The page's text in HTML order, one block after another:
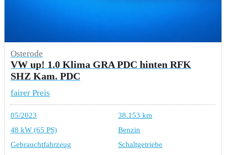
Osterode
VW up! 1.0 Klima GRA PDC hinten RFK
SHZ Kam. PDC
fairer Preis
05/2023
38.153 km
48 kW (65 PS)
Benzin
Gebrauchtfahrzeug
Schaltgetriebe